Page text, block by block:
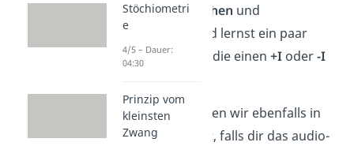
erfährst dieUrsachen und
Auswirkungen
und lernst ein paar
Beispielekennen, die einen+I oder-I
Dieses Thema haben wir ebenfalls in
einVideo
verpackt, falls dir das audio-
Stöchiometri
e
4/5 – Dauer:
04:30
Prinzip vom
kleinsten
Zwang